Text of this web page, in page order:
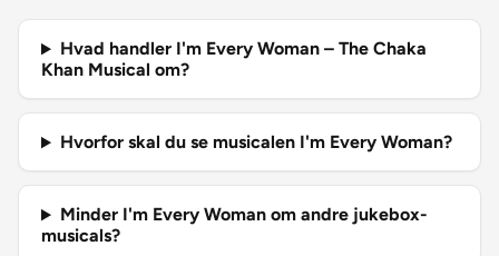
Hvad handler I'm Every Woman – The Chaka
Khan Musical om?
Hvorfor skal du se musicalen I'm Every Woman?
Minder I'm Every Woman om andre jukebox-
musicals?